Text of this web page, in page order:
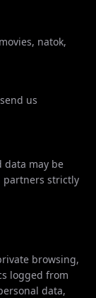
natok,
us
data may be
partners strictly
browsing,
logged from
data,